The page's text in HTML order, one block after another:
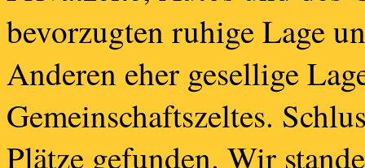
bevorzugten ruhige Lage
Anderen eher gesellige
Gemeinschaftszeltes.
Plätze gefunden. Wir